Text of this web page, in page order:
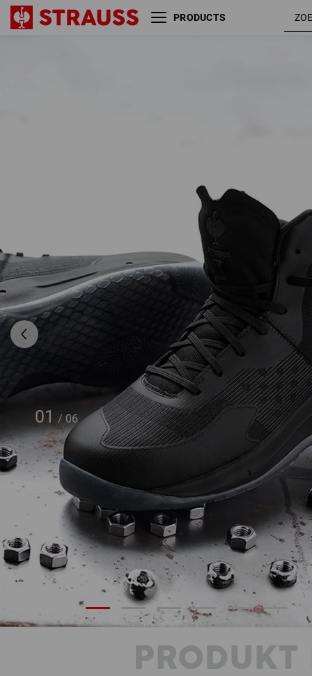
PRODUCTS
01 / 06
S1PS Veiligheidsschoenen e.s.
PRODUKT